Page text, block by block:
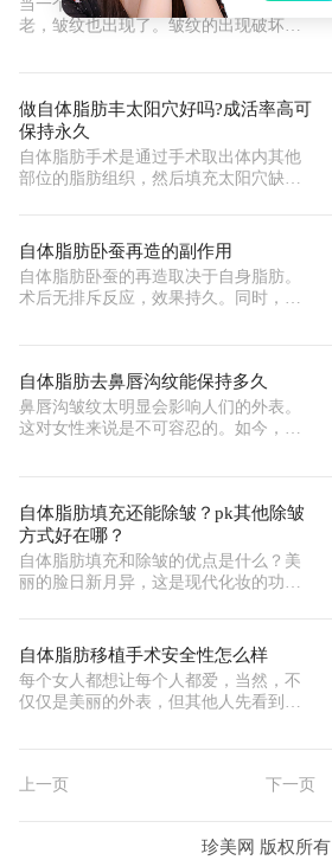
当一个女人25岁时，她的皮肤开始衰
老，皱纹也出现了。皱纹的出现破坏了
做自体脂肪丰太阳穴好吗?成活率高可
保持永久
自体脂肪手术是通过手术取出体内其他
部位的脂肪组织，然后填充太阳穴缺陷
自体脂肪卧蚕再造的副作用
自体脂肪卧蚕的再造取决于自身脂肪。
术后无排斥反应，效果持久。同时，创
自体脂肪去鼻唇沟纹能保持多久
鼻唇沟皱纹太明显会影响人们的外表。
这对女性来说是不可容忍的。如今，自
自体脂肪填充还能除皱？pk其他除皱
方式好在哪？
自体脂肪填充和除皱的优点是什么？美
丽的脸日新月异，这是现代化妆的功
自体脂肪移植手术安全性怎么样
每个女人都想让每个人都爱，当然，不
仅仅是美丽的外表，但其他人先看到你
上一页 下一页
珍美网 版权所有